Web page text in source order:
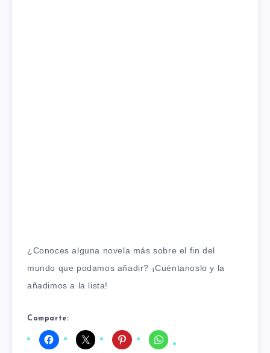
¿Conoces alguna novela más sobre el fin del
mundo que podamos añadir? ¡Cuéntanoslo y la
añadimos a la lista!
Comparte: